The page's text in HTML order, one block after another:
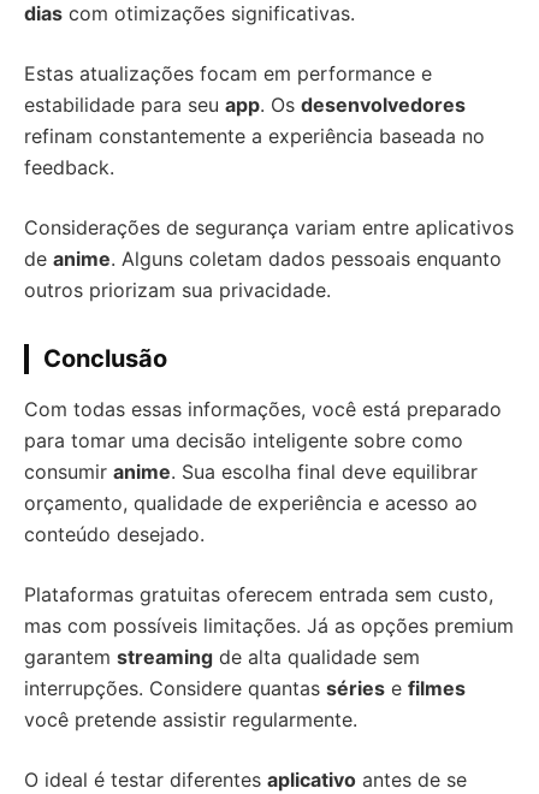
dias com otimizações significativas.
Estas atualizações focam em performance e
estabilidade para seu app. Os desenvolvedores
refinam constantemente a experiência baseada no
feedback.
Considerações de segurança variam entre aplicativos
de anime. Alguns coletam dados pessoais enquanto
outros priorizam sua privacidade.
Conclusão
Com todas essas informações, você está preparado
para tomar uma decisão inteligente sobre como
consumir anime. Sua escolha final deve equilibrar
orçamento, qualidade de experiência e acesso ao
conteúdo desejado.
Plataformas gratuitas oferecem entrada sem custo,
mas com possíveis limitações. Já as opções premium
garantem streaming de alta qualidade sem
interrupções. Considere quantas séries e filmes
você pretende assistir regularmente.
O ideal é testar diferentes aplicativo antes de se